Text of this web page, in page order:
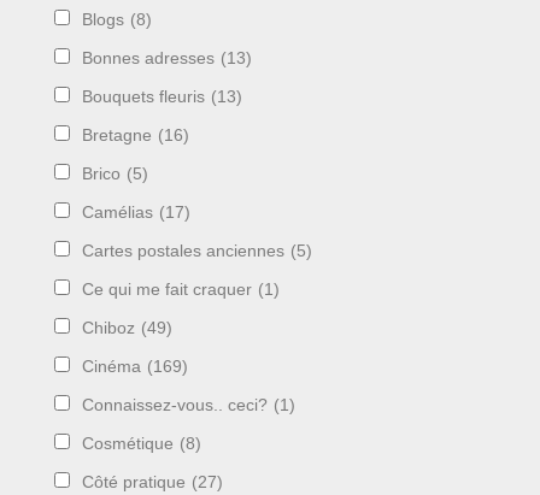
Blogs (8)
Bonnes adresses (13)
Bouquets fleuris (13)
Bretagne (16)
Brico (5)
Camélias (17)
Cartes postales anciennes (5)
Ce qui me fait craquer (1)
Chiboz (49)
Cinéma (169)
Connaissez-vous.. ceci? (1)
Cosmétique (8)
Côté pratique (27)